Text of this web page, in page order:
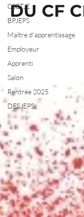
CSETJE
BPJEPS
Maître d'apprentissage
Employeur
Apprenti
Salon
Rentrée 2025
DESJEPS
DU CF